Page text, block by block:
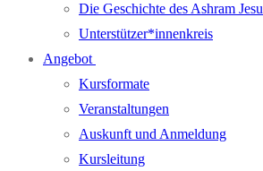
Die Geschichte des Ashram Jesu
Unterstützer*innenkreis
Angebot
Kursformate
Veranstaltungen
Auskunft und Anmeldung
Kursleitung